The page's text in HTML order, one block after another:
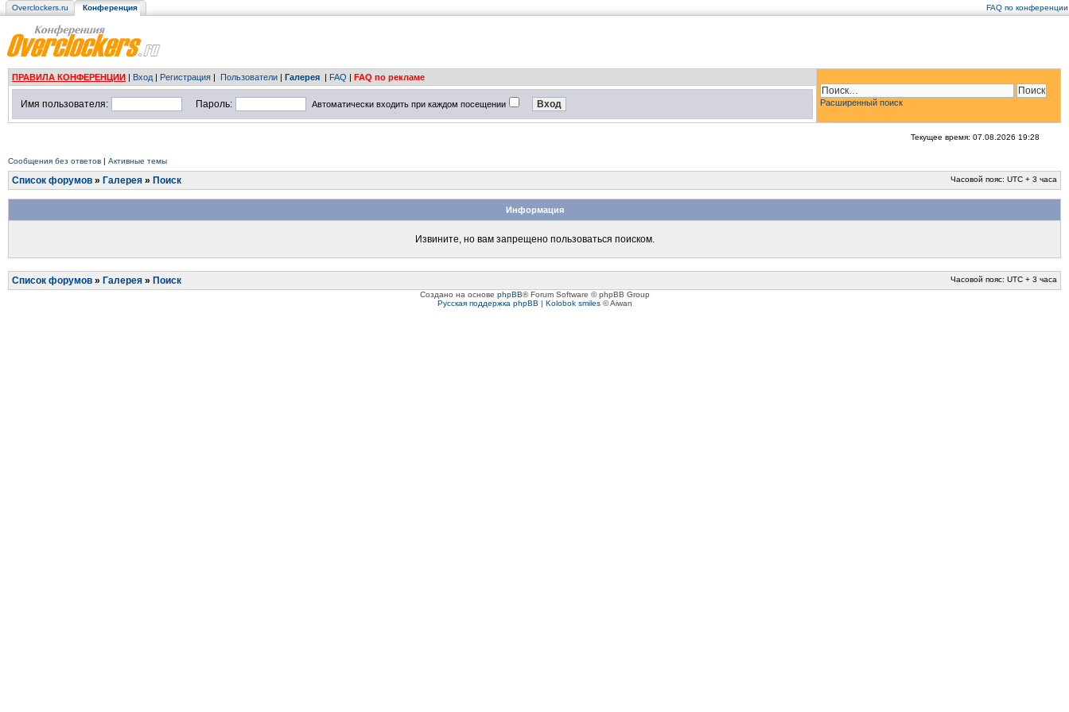
Overclockers.ru Конференция FAQ по конференции
ПРАВИЛА КОНФЕРЕНЦИИ | Вход | Регистрация | Пользователи | Галерея | FAQ | FAQ по рекламе
Расширенный поиск
Имя пользователя: Пароль: Автоматически входить при каждом посещении
Текущее время: 07.08.2026 19:28
Сообщения без ответов | Активные темы
Список форумов » Галерея » Поиск Часовой пояс: UTC + 3 часа
Информация
Извините, но вам запрещено пользоваться поиском.
Список форумов » Галерея » Поиск
Часовой пояс: UTC + 3 часа
Создано на основе phpBB® Forum Software © phpBB Group
Русская поддержка phpBB | Kolobok smiles© Aiwan